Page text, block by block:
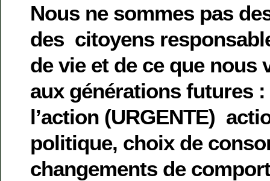
Nous ne sommes pas
des citoyens
de vie et de ce que nous
aux générations futures :
l’action (URGENTE)
politique, choix de
changements de